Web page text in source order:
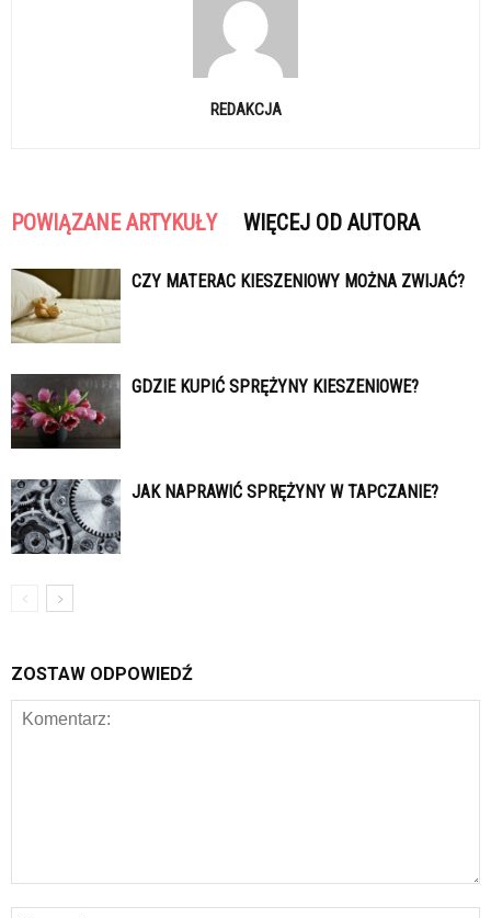
REDAKCJA
POWIĄZANE ARTYKUŁY WIĘCEJ OD AUTORA
CZY MATERAC KIESZENIOWY MOŻNA ZWIJAĆ?
GDZIE KUPIĆ SPRĘŻYNY KIESZENIOWE?
JAK NAPRAWIĆ SPRĘŻYNY W TAPCZANIE?
ZOSTAW ODPOWIEDŹ